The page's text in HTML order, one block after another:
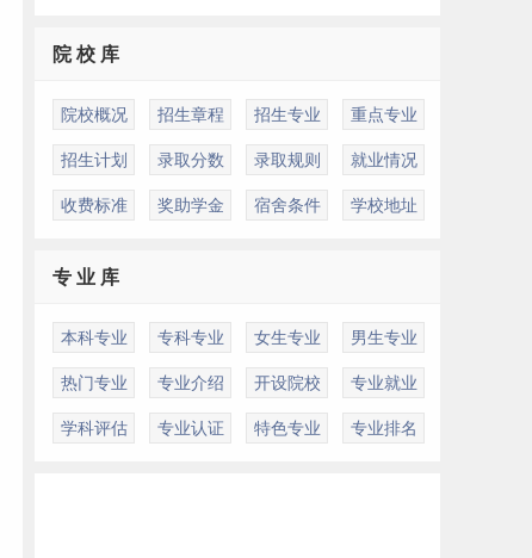
院 校 库
院校概况 招生章程 招生专业 重点专业
招生计划 录取分数 录取规则 就业情况
收费标准 奖助学金 宿舍条件 学校地址
专 业 库
本科专业 专科专业 女生专业 男生专业
热门专业 专业介绍 开设院校 专业就业
学科评估 专业认证 特色专业 专业排名